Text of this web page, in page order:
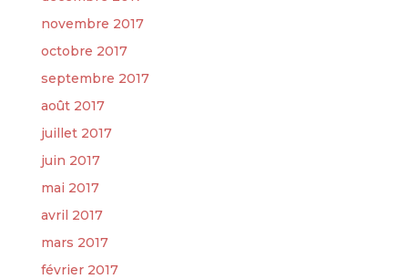
novembre 2017
octobre 2017
septembre 2017
août 2017
juillet 2017
juin 2017
mai 2017
avril 2017
mars 2017
février 2017